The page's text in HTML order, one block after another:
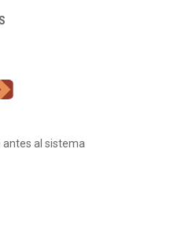
antes al sistema